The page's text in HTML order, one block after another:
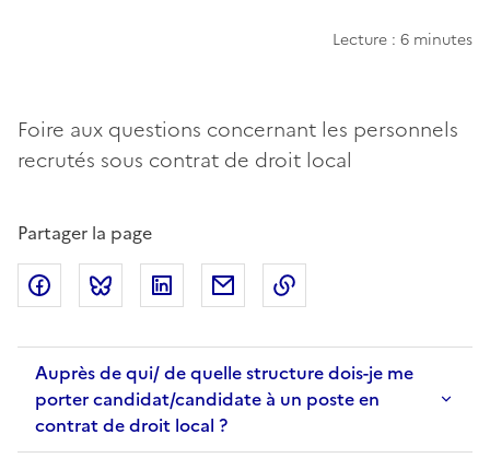
Lecture : 6 minutes
Foire aux questions concernant les personnels
recrutés sous contrat de droit local
Partager la page
Partager sur Facebook
Partager sur Bluesky
Partager sur LinkedIn
Partager par email
Auprès de qui/ de quelle structure dois-je me
porter candidat/candidate à un poste en
contrat de droit local ?